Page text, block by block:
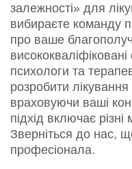
залежності» для
вибираєте команду
про ваше
психологи та
розробити лікування
враховуючи ваші
підхід включає
Зверніться до нас,
професіонала.